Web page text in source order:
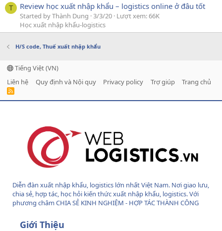
T Review học xuất nhập khẩu – logistics online ở đâu tốt
Started by Thành Dung 3/3/20 Lượt xem: 66K
Học xuất nhập khẩu-logistics
H/S code, Thuế xuất nhập khẩu
Tiếng Việt (VN)
Liên hệ
Quy định và Nội quy Privacy policy Trợ giúp Trang chủ
R
Diễn đàn xuất nhập khẩu, logistics lớn nhất Việt Nam. Nơi giao lưu,
chia sẻ, hợp tác, học hỏi kiến thức xuất nhập khẩu, logistics. Với
phương châm CHIA SẺ KINH NGHIỆM - HỢP TÁC THÀNH CÔNG
Giới Thiệu